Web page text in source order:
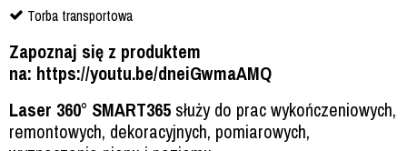
Torba transportowa
Zapoznaj się z produktem
na: https://youtu.be/dneiGwmaAMQ
Laser 360° SMART365 służy do prac wykończeniowych,
remontowych, dekoracyjnych, pomiarowych,